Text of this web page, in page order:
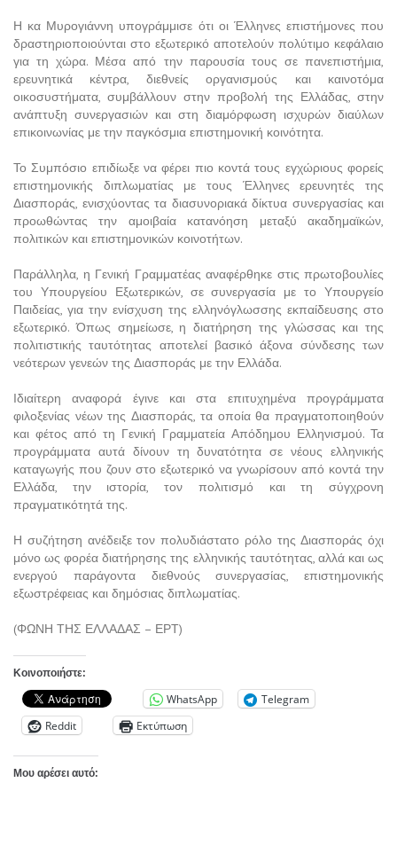
Η κα Μυρογιάννη υπογράμμισε ότι οι Έλληνες επιστήμονες που
δραστηριοποιούνται στο εξωτερικό αποτελούν πολύτιμο κεφάλαιο
για τη χώρα. Μέσα από την παρουσία τους σε πανεπιστήμια,
ερευνητικά κέντρα, διεθνείς οργανισμούς και καινοτόμα
οικοσυστήματα, συμβάλλουν στην προβολή της Ελλάδας, στην
ανάπτυξη συνεργασιών και στη διαμόρφωση ισχυρών διαύλων
επικοινωνίας με την παγκόσμια επιστημονική κοινότητα.
Το Συμπόσιο επιδίωξε να φέρει πιο κοντά τους εγχώριους φορείς
επιστημονικής διπλωματίας με τους Έλληνες ερευνητές της
Διασποράς, ενισχύοντας τα διασυνοριακά δίκτυα συνεργασίας και
προωθώντας την αμοιβαία κατανόηση μεταξύ ακαδημαϊκών,
πολιτικών και επιστημονικών κοινοτήτων.
Παράλληλα, η Γενική Γραμματέας αναφέρθηκε στις πρωτοβουλίες
του Υπουργείου Εξωτερικών, σε συνεργασία με το Υπουργείο
Παιδείας, για την ενίσχυση της ελληνόγλωσσης εκπαίδευσης στο
εξωτερικό. Όπως σημείωσε, η διατήρηση της γλώσσας και της
πολιτιστικής ταυτότητας αποτελεί βασικό άξονα σύνδεσης των
νεότερων γενεών της Διασποράς με την Ελλάδα.
Ιδιαίτερη αναφορά έγινε και στα επιτυχημένα προγράμματα
φιλοξενίας νέων της Διασποράς, τα οποία θα πραγματοποιηθούν
και φέτος από τη Γενική Γραμματεία Απόδημου Ελληνισμού. Τα
προγράμματα αυτά δίνουν τη δυνατότητα σε νέους ελληνικής
καταγωγής που ζουν στο εξωτερικό να γνωρίσουν από κοντά την
Ελλάδα, την ιστορία, τον πολιτισμό και τη σύγχρονη
πραγματικότητά της.
Η συζήτηση ανέδειξε τον πολυδιάστατο ρόλο της Διασποράς όχι
μόνο ως φορέα διατήρησης της ελληνικής ταυτότητας, αλλά και ως
ενεργού παράγοντα διεθνούς συνεργασίας, επιστημονικής
εξωστρέφειας και δημόσιας διπλωματίας.
(ΦΩΝΗ ΤΗΣ ΕΛΛΑΔΑΣ – ΕΡΤ)
Κοινοποιήστε:
WhatsApp
Telegram
Reddit
Εκτύπωση
Μου αρέσει αυτό: